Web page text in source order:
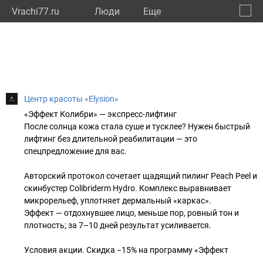
Vrachi77.ru Люди Eще
Центр красоты «Elysion»
«Эффект Колибри» — экспресс-лифтинг
После солнца кожа стала суше и тусклее? Нужен быстрый
лифтинг без длительной реабилитации — это
спецпредложение для вас.
Авторский протокол сочетает щадящий пилинг Peach Peel и
скинбустер Colibriderm Hydro. Комплекс выравнивает
микрорельеф, уплотняет дермальный «каркас».
Эффект — отдохнувшее лицо, меньше пор, ровный тон и
плотность; за 7–10 дней результат усиливается.
Условия акции. Скидка −15% на программу «Эффект